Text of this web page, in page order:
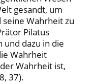
gesandt, um
Wahrheit zu
Pilatus
und dazu in die
Wahrheit
Wahrheit ist,
37).